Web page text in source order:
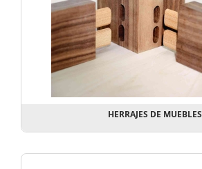
HERRAJES DE MUEBLES